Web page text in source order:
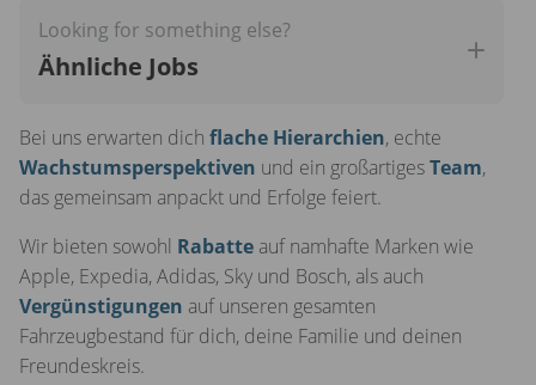
Looking for something else?
Ähnliche Jobs
Bei uns erwarten dich flache Hierarchien, echte
Wachstumsperspektiven und ein großartigesTeam,
das gemeinsam anpackt und Erfolge feiert.
Wir bieten sowohl Rabatte auf namhafte Marken wie
Apple, Expedia, Adidas, Sky und Bosch, als auch
Vergünstigungen auf unseren gesamten
Fahrzeugbestand für dich, deine Familie und deinen
Freundeskreis.